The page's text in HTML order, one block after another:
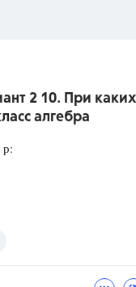
2 10. При каких
алгебра